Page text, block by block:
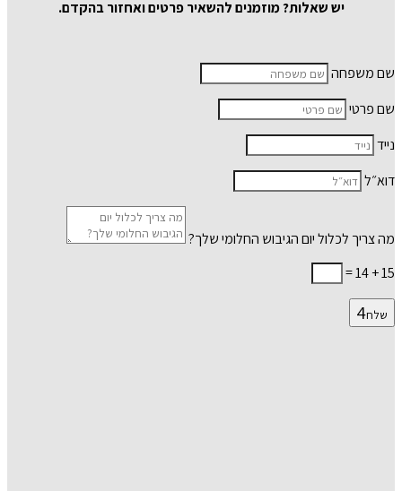
יש שאלות?מוזמנים להשאיר פרטים ואחזור בהקדם.
שם משפחה
שם פרטי
נייד
דוא״ל
מה צריך לכלול יום הגיבוש החלומי שלך?
15 + 14
=
שלח